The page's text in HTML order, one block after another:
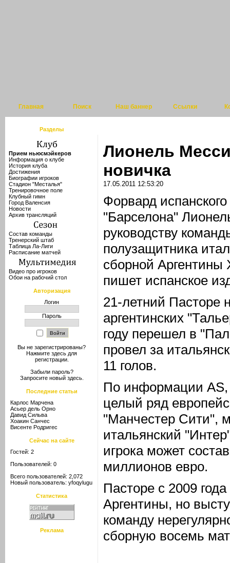
Главная Поиск Наш баннер Ссылки
Разделы
Прием ньюсмэйкеров
Информация о клубе
История клуба
Достижения
Биографии игроков
Стадион "Месталья"
Тренировочное поле
Клубный гимн
Город Валенсия
Новости
Архив трансляций
Состав команды
Тренерский штаб
Таблица Ла-Лиги
Расписание матчей
Видео про игроков
Обои на рабочий стол
Авторизация
Логин
Пароль
Вы не зарегистрированы?
Нажмите здесь для
регистрации.
Забыли пароль?
Запросите новый здесь.
Последние статьи
Карлос Марчена
Асьер дель Орно
Давид Сильва
Хоакин Санчес
Висенте Родригес
Сейчас на сайте
Гостей: 2
Пользователей: 0
Всего пользователей: 2,072
Новый пользователь: yfoqylugu
Статистика
Реклама
Лионель
новичка
17.05.2011 12:53:20
Форвард
"Барселона"
руководству
полузащитника
сборной
пишет испанское
21-летний Пасторе
аргентинских
году перешел в
провел за
11 голов.
По информации AS,
целый ряд
"Манчестер Сити",
итальянский
игрока может
миллионов евро.
Пасторе с 2009
Аргентины, но
команду
сборную восемь